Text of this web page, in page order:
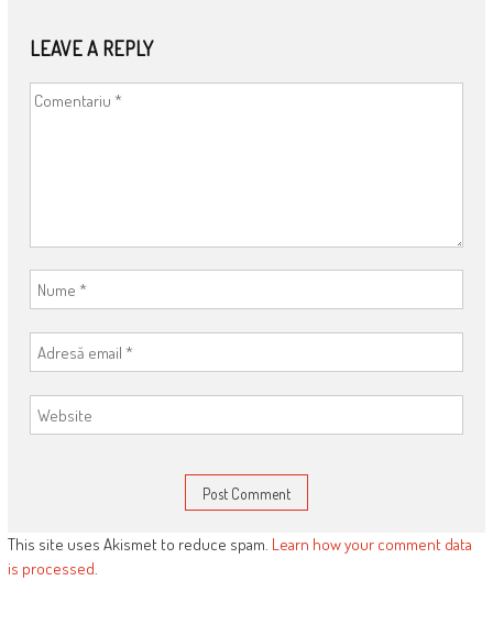
LEAVE A REPLY
This site uses Akismet to reduce spam. Learn how your comment data
is processed.